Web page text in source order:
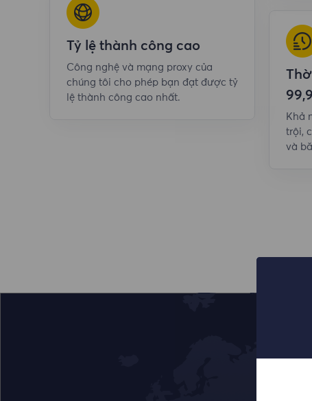
Tỷ lệ thành công cao
Công nghệ và mạng proxy của
chúng tôi cho phép bạn đạt được tỷ
lệ thành công cao nhất.
Khả
trội,
và